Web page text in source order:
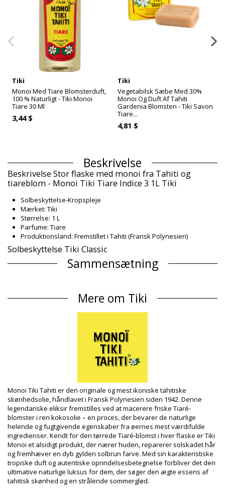
Tiki
Monoï Med Tiare Blomsterduft,
100 % Naturligt - Tiki Monoi
Tiare 30 Ml
3,44 $
Tiki
Vegetabilsk Sæbe Med 30%
Monoi Og Duft Af Tahiti
Gardenia Blomsten - Tiki Savon
Tiare...
4,81 $
Beskrivelse
Beskrivelse Stor flaske med monoi fra Tahiti og
tiareblom - Monoi Tiki Tiare Indice 3 1L Tiki
Solbeskyttelse-Kropspleje
Mærket: Tiki
Størrelse: 1 L
Parfume: Tiare
Produktionsland: Fremstillet i Tahiti (Fransk Polynesien)
Solbeskyttelse Tiki Classic
Sammensætning
Extract, Parfum (Fragrance), Tocopherol (Vitamin E), Ethyl hexyl
salicylate (filter), Parfum (Fragrance), Tocopherol (E Vitamin),
CI26100, Amyl cinnama
Produktinformation
Afdeling: Unisex, Solbeskyttelse
Pakken inkluderer: 1 x Solbeskyttelse (Andre accessoirer er
SKU: 1974065
EAN: Størrelse unik (3504750011141)
Vægt: 1200g / 2.64lb / 42.33oz
Retouchering af fotos
Vaske- & plejeinstrukser
Plejeinstrukser for: Tiki Monoi Tiki Tiare Indice 3 1L
Mere om Tiki
Monoi Tiki Tahiti er den originale og mest ikoniske tahitiske
skønhedsolie, håndlavet i Fransk Polynesien siden 1942. Denne
legendariske eliksir fremstilles ved at macerere friske Tiaré-
blomster i ren kokosolie – en proces, der bevarer de naturlige
helende og fugtgivende egenskaber fra øernes mest værdifulde
ingredienser. Kendt for den tørrede Tiaré-blomst i hver flaske er Tiki
Monoi et alsidigt produkt, der nærer huden, reparerer solskadet hår
og fremhæver en dyb gylden solbrun farve. Med sin karakteristiske
tropiske duft og autentiske oprindelsesbetegnelse forbliver det den
ultimative naturlige luksus for dem, der søger den ægte essens af
tahitisk skønhed og en strålende sommerglød.